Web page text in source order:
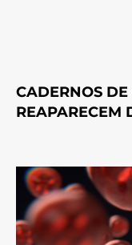
CADERNOS
REAPARECEM